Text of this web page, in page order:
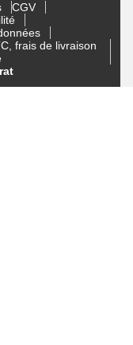
CGV
frais de livraison